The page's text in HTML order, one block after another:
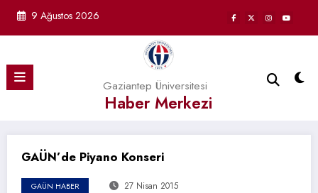
9 Ağustos 2026
Gaziantep Üniversitesi
Haber Merkezi
GAÜN’de Piyano Konseri
GAÜN HABER 27 Nisan 2015